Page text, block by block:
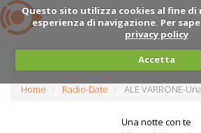
Questo sito utilizza cookies al fine di
esperienza di navigazione. Per
privacy policy
Accetta
Home Radio-Date ALE VARRONE-
Una notte con te